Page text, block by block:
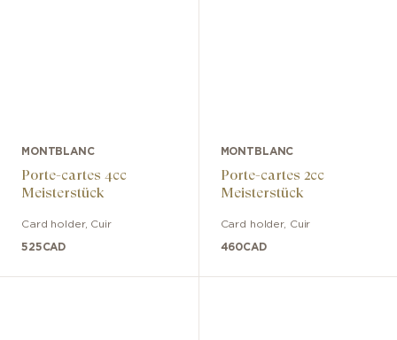
MONTBLANC
Porte-cartes 4cc
Meisterstück
Card holder, Cuir
525CAD
MONTBLANC
Porte-cartes 2cc
Meisterstück
Card holder, Cuir
460CAD